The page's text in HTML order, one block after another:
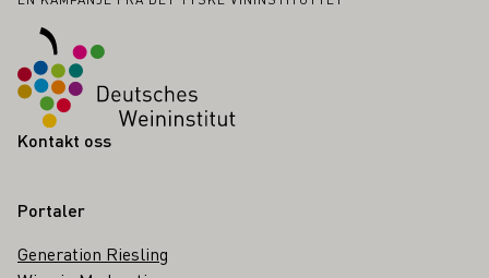
Kontakt oss
Portaler
Generation Riesling